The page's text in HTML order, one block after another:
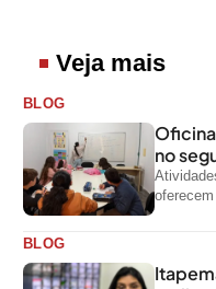
Veja mais
BLOG
no
BLOG